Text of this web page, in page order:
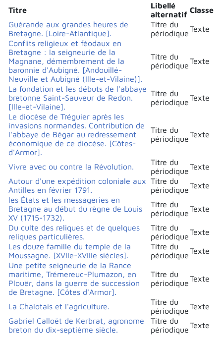
Titre
Libellé
alternatif Classe
Guérande aux grandes heures de
Bretagne. [Loire-Atlantique].
Titre du
périodiqueTexte
Conflits religieux et féodaux en
Bretagne : la seigneurie de la
Magnane, démembrement de la
baronnie d'Aubigné. [Andouillé-
Neuville et Aubigné (Ille-et-Vilaine)].
Titre du
périodiqueTexte
La fondation et les débuts de l'abbaye
bretonne Saint-Sauveur de Redon.
[Ille-et-Vilaine].
Titre du
périodiqueTexte
Le diocèse de Tréguier après les
invasions normandes. Contribution de
l'abbaye de Bégar au redressement
économique de ce diocèse. [Côtes-
d'Armor].
Titre du
périodiqueTexte
Vivre avec ou contre la Révolution.
Titre du
périodiqueTexte
Autour d'une expédition coloniale aux
Antilles en février 1791.
Titre du
périodiqueTexte
les États et les messageries en
Bretagne au début du règne de Louis
XV (1715-1732).
Titre du
périodiqueTexte
Du culte des reliques et de quelques
reliques particulières.
Titre du
périodiqueTexte
Les douze famille du temple de la
Moussagne. [XVIIe-XVIIIe siècles].
Titre du
périodiqueTexte
Une petite seigneurie de la Rance
maritime, Trémereuc-Plumazon, en
Plouër, dans la guerre de succession
de Bretagne. [Côtes d'Armor].
Titre du
périodiqueTexte
La Chalotais et l'agriculture.
Titre du
périodiqueTexte
Gabriel Calloët de Kerbrat, agronome
breton du dix-septième siècle.
Titre du
périodiqueTexte